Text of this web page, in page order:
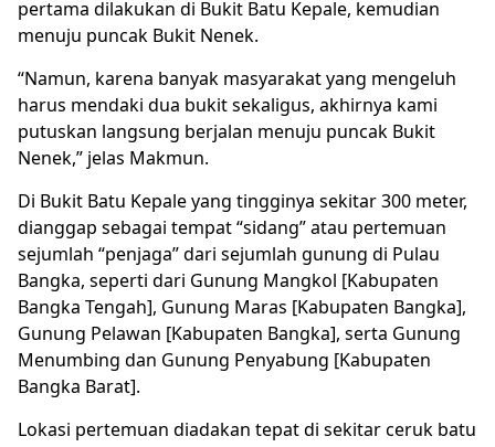
pertama dilakukan di Bukit Batu Kepale, kemudian
menuju puncak Bukit Nenek.
“Namun, karena banyak masyarakat yang mengeluh
harus mendaki dua bukit sekaligus, akhirnya kami
putuskan langsung berjalan menuju puncak Bukit
Nenek,” jelas Makmun.
Di Bukit Batu Kepale yang tingginya sekitar 300 meter,
dianggap sebagai tempat “sidang” atau pertemuan
sejumlah “penjaga” dari sejumlah gunung di Pulau
Bangka, seperti dari Gunung Mangkol [Kabupaten
Bangka Tengah], Gunung Maras [Kabupaten Bangka],
Gunung Pelawan [Kabupaten Bangka], serta Gunung
Menumbing dan Gunung Penyabung [Kabupaten
Bangka Barat].
Lokasi pertemuan diadakan tepat di sekitar ceruk batu